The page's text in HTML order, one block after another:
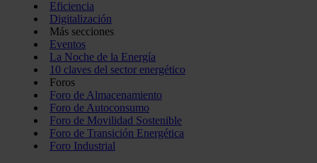
Eficiencia
Digitalización
Más secciones
Eventos
La Noche de la Energía
10 claves del sector energético
Foros
Foro de Almacenamiento
Foro de Autoconsumo
Foro de Movilidad Sostenible
Foro de Transición Energética
Foro Industrial